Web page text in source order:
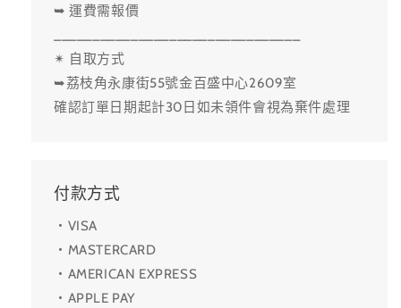
➥ 運費需報價
✴ 自取方式
➥荔枝角永康街55號金百盛中心2609室
確認訂單日期起計30日如未領件會視為棄件處理
付款方式
・VISA
・MASTERCARD
・AMERICAN EXPRESS
・APPLE PAY